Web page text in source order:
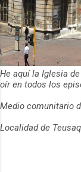
He aquí la Iglesia
oír en todos los
Medio comunitario
Localidad de